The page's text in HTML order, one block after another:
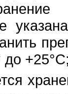
до